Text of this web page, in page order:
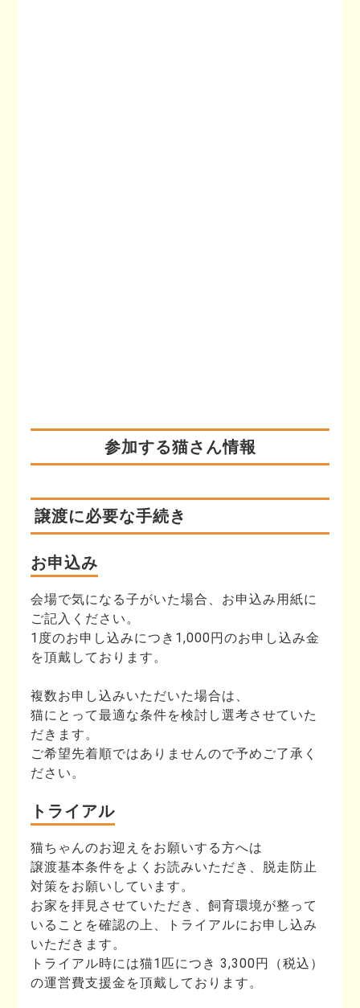
参加する猫さん情報
譲渡に必要な手続き
お申込み
会場で気になる子がいた場合、お申込み用紙に
ご記入ください。
1度のお申し込みにつき1,000円のお申し込み金
を頂戴しております。
複数お申し込みいただいた場合は、
猫にとって最適な条件を検討し選考させていた
だきます。
ご希望先着順ではありませんので予めご了承く
ださい。
トライアル
猫ちゃんのお迎えをお願いする方へは
譲渡基本条件をよくお読みいただき、脱走防止
対策をお願いしています。
お家を拝見させていただき、飼育環境が整って
いることを確認の上、トライアルにお申し込み
いただきます。
トライアル時には猫1匹につき 3,300円（税込）
の運営費支援金を頂戴しております。